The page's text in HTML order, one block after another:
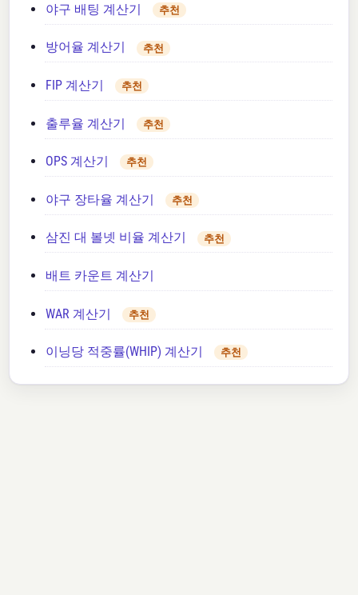
야구 배팅 계산기 추천
방어율 계산기 추천
FIP 계산기 추천
출루율 계산기 추천
OPS 계산기 추천
야구 장타율 계산기 추천
삼진 대 볼넷 비율 계산기 추천
배트 카운트 계산기
WAR 계산기 추천
이닝당 적중률(WHIP) 계산기 추천